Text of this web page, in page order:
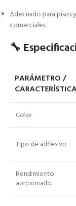
Adecuado para pisos
comerciales.
🔧
PARÁMETRO /
Color
Tipo de adhesivo
Rendimiento
aproximado